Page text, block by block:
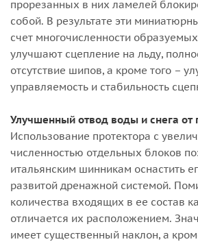
прорезанных в них ламелей
собой. В результате эти
счет многочисленности
улучшают сцепление на льду,
отсутствие шипов, а кроме того –
управляемость и стабильность
Улучшенный отвод воды и снега от
Использование протектора с
численностью отдельных блоков
итальянским шинникам оснастить
развитой дренажной системой.
количества входящих в ее состав
отличается их расположением.
имеет существенный наклон, а